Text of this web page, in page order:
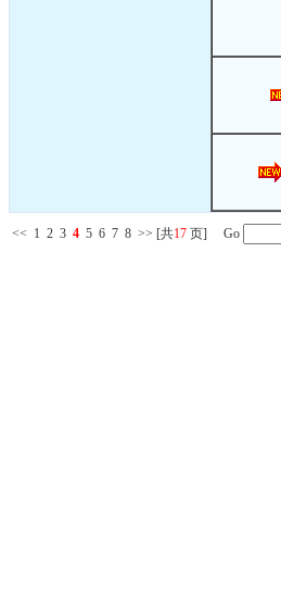
<< 1 2 3 4 5 6 7 8 >> [共17 页] Go